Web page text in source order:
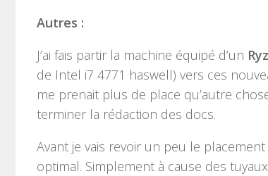
Autres :
J’ai fais partir la machine équipé d’un
de Intel i7 4771 haswell) vers ces
me prenait plus de place qu’autre
terminer la rédaction des docs.
Avant je vais revoir un peu le
optimal. Simplement à cause des